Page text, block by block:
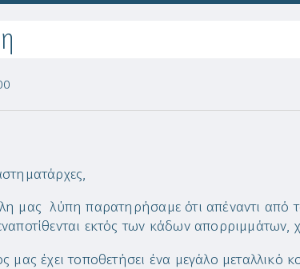
λύπη παρατηρήσαμε ότι απέναντι από το
εκτός των κάδων απορριμμάτων,
μας έχει τοποθετήσει ένα μεγάλο μεταλλικό